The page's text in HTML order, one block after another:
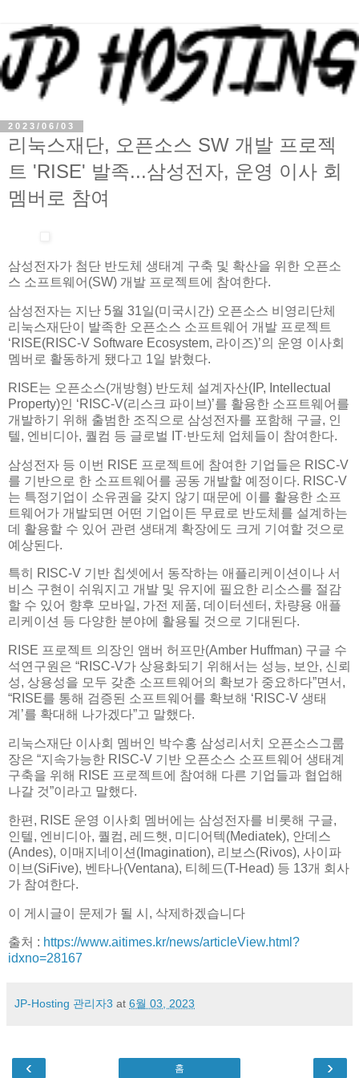
2023/06/03
리눅스재단, 오픈소스 SW 개발 프로젝
트 'RISE' 발족...삼성전자, 운영 이사 회
멤버로 참여
삼성전자가 첨단 반도체 생태계 구축 및 확산을 위한 오픈소
스 소프트웨어(SW) 개발 프로젝트에 참여한다.
삼성전자는 지난 5월 31일(미국시간) 오픈소스 비영리단체
리눅스재단이 발족한 오픈소스 소프트웨어 개발 프로젝트
‘RISE(RISC-V Software Ecosystem, 라이즈)’의 운영 이사회
멤버로 활동하게 됐다고 1일 밝혔다.
RISE는 오픈소스(개방형) 반도체 설계자산(IP, Intellectual
Property)인 ‘RISC-V(리스크 파이브)’를 활용한 소프트웨어를
개발하기 위해 출범한 조직으로 삼성전자를 포함해 구글, 인
텔, 엔비디아, 퀄컴 등 글로벌 IT·반도체 업체들이 참여한다.
삼성전자 등 이번 RISE 프로젝트에 참여한 기업들은 RISC-V
를 기반으로 한 소프트웨어를 공동 개발할 예정이다. RISC-V
는 특정기업이 소유권을 갖지 않기 때문에 이를 활용한 소프
트웨어가 개발되면 어떤 기업이든 무료로 반도체를 설계하는
데 활용할 수 있어 관련 생태계 확장에도 크게 기여할 것으로
예상된다.
특히 RISC-V 기반 칩셋에서 동작하는 애플리케이션이나 서
비스 구현이 쉬워지고 개발 및 유지에 필요한 리소스를 절감
할 수 있어 향후 모바일, 가전 제품, 데이터센터, 차량용 애플
리케이션 등 다양한 분야에 활용될 것으로 기대된다.
RISE 프로젝트 의장인 앰버 허프만(Amber Huffman) 구글 수
석연구원은 “RISC-V가 상용화되기 위해서는 성능, 보안, 신뢰
성, 상용성을 모두 갖춘 소프트웨어의 확보가 중요하다”면서,
“RISE를 통해 검증된 소프트웨어를 확보해 ‘RISC-V 생태
계’를 확대해 나가겠다”고 말했다.
리눅스재단 이사회 멤버인 박수홍 삼성리서치 오픈소스그룹
장은 “지속가능한 RISC-V 기반 오픈소스 소프트웨어 생태계
구축을 위해 RISE 프로젝트에 참여해 다른 기업들과 협업해
나갈 것”이라고 말했다.
한편, RISE 운영 이사회 멤버에는 삼성전자를 비롯해 구글,
인텔, 엔비디아, 퀄컴, 레드햇, 미디어텍(Mediatek), 안데스
(Andes), 이매지네이션(Imagination), 리보스(Rivos), 사이파
이브(SiFive), 벤타나(Ventana), 티헤드(T-Head) 등 13개 회사
가 참여한다.
이 게시글이 문제가 될 시, 삭제하겠습니다
출처 : https://www.aitimes.kr/news/articleView.html?
idxno=28167
JP-Hosting 관리자3 at 6월 03, 2023
‹ ›
홈